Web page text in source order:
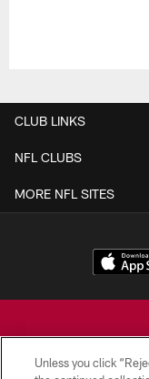
CLUB LINKS
NFL CLUBS
MORE NFL SITES
Unless you click